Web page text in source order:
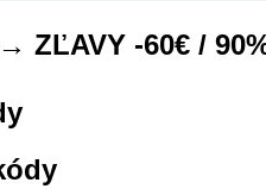
ZĽAVY -60€ /